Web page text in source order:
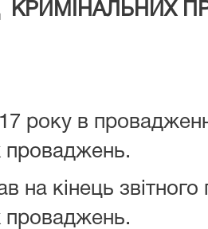
КРИМІНАЛЬНИХ
року в
проваджень.
на кінець звітного
проваджень.